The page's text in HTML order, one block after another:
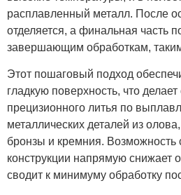
расплавленный металл. После
отделяется, а финальная часть
завершающим обработкам,
Этот пошаговый подход
гладкую поверхность, что
прецизионного литья по
металлических деталей из
бронзы и кремния. Возможность
конструкции напрямую снижает
сводит к минимуму обработку